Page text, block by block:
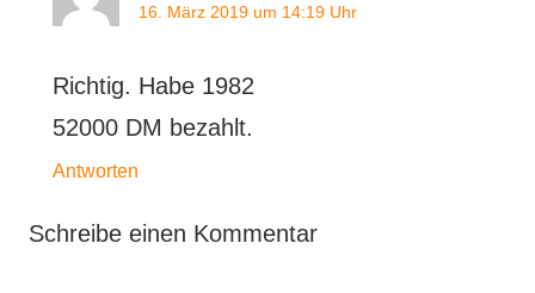
16. März 2019 um 14:19 Uhr
Richtig. Habe 1982
52000 DM bezahlt.
Antworten
Schreibe einen Kommentar